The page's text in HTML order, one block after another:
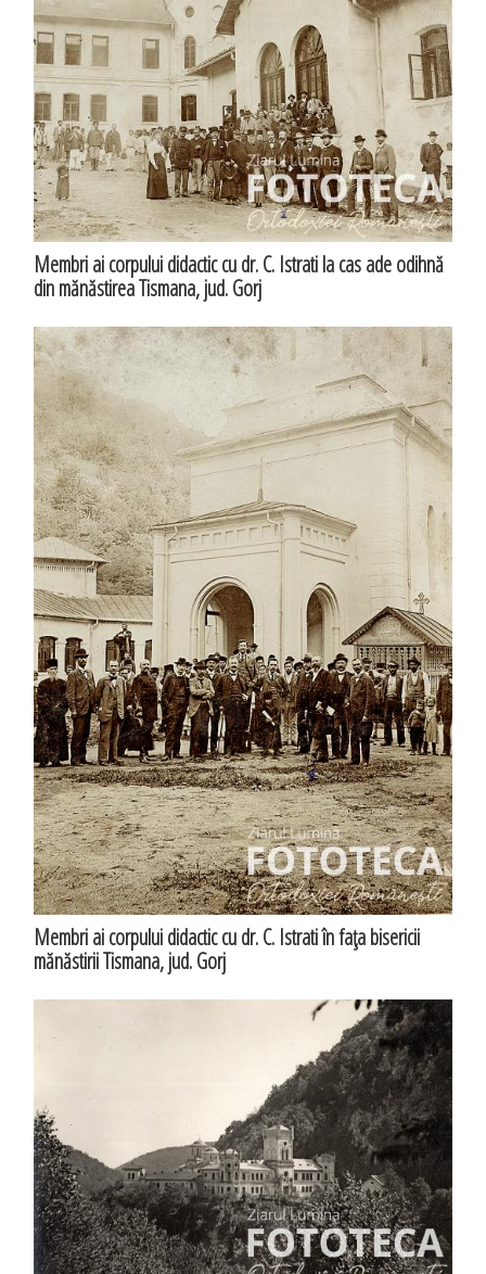
Membri ai corpului didactic cu dr. C. Istrati la cas ade odihnă
din mănăstirea Tismana, jud. Gorj
Membri ai corpului didactic cu dr. C. Istrati în faţa bisericii
mănăstirii Tismana, jud. Gorj